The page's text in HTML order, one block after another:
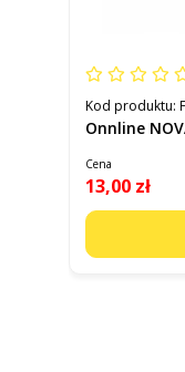
Kod produktu:
Onnline
Cena
13,00 zł